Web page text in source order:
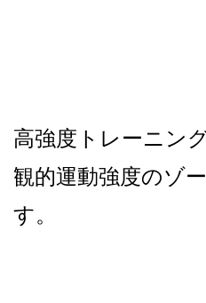
高強度トレーニン
観的運動強度のゾ
す。